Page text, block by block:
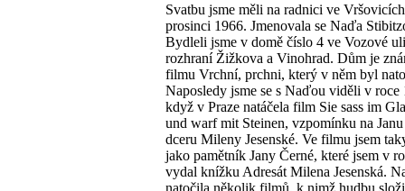
Svatbu jsme měli na radnici ve
prosinci 1966. Jmenovala se Naďa
Bydleli jsme v domě číslo 4 ve Vozové
rozhraní Žižkova a Vinohrad. Dům je
filmu Vrchní, prchni, který v něm byl
Naposledy jsme se s Naďou viděli v roce
když v Praze natáčela film Sie sass im
und warf mit Steinen, vzpomínku na
dceru Mileny Jesenské. Ve filmu jsem
jako pamětník Jany Černé, které jsem v
vydal knížku Adresát Milena Jesenská.
natočila několik filmů, k nimž hudbu